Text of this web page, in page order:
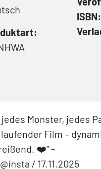
ISBN:
Monster, jedes
Film –
❤️" -
/ 17.11.2025